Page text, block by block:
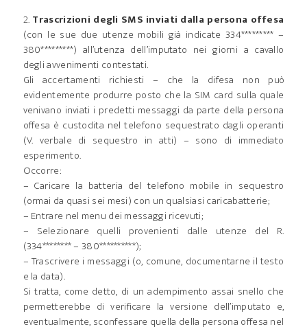
2. Trascrizioni degli SMS inviati dalla persona offesa
(con le sue due utenze mobili già indicate 334********* –
380*********) all’utenza dell’imputato nei giorni a cavallo
degli avvenimenti contestati.
Gli accertamenti richiesti – che la difesa non può
evidentemente produrre posto che la SIM card sulla quale
venivano inviati i predetti messaggi da parte della persona
offesa è custodita nel telefono sequestrato dagli operanti
(V. verbale di sequestro in atti) – sono di immediato
esperimento.
Occorre:
– Caricare la batteria del telefono mobile in sequestro
(ormai da quasi sei mesi) con un qualsiasi caricabatterie;
– Entrare nel menu dei messaggi ricevuti;
– Selezionare quelli provenienti dalle utenze del R.
(334******** – 380**********);
– Trascrivere i messaggi (o, comune, documentarne il testo
e la data).
Si tratta, come detto, di un adempimento assai snello che
permetterebbe di verificare la versione dell’imputato e,
eventualmente, sconfessare quella della persona offesa nel